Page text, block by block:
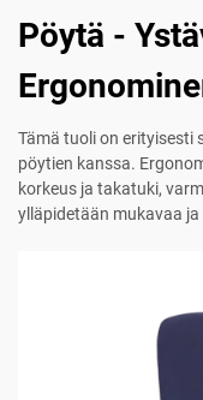
Pöytä -
Tämä tuoli on erityisesti
pöytien kanssa.
korkeus ja takatuki,
ylläpidetään mukavaa